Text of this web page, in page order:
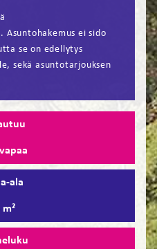
Asuntohakemus ei sido
se on edellytys
sekä asuntotarjouksen
ala
m²